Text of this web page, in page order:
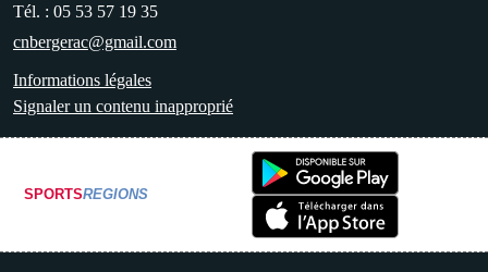
Tél. : 05 53 57 19 35
cnbergerac@gmail.com
Informations légales
Signaler un contenu inapproprié
SPORTSREGIONS